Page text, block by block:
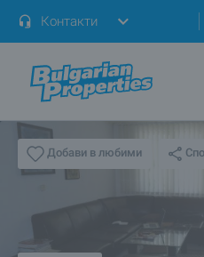
Контакти
Добави в любими